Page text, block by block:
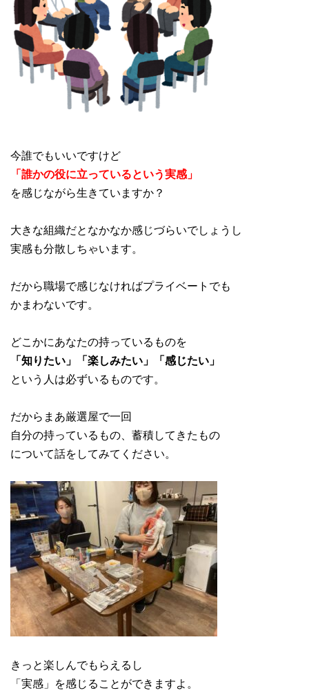
今誰でもいいですけど
「誰かの役に立っているという実感」
を感じながら生きていますか？
大きな組織だとなかなか感じづらいでしょうし
実感も分散しちゃいます。
だから職場で感じなければプライベートでも
かまわないです。
どこかにあなたの持っているものを
「知りたい」「楽しみたい」「感じたい」
という人は必ずいるものです。
だからまあ厳選屋で一回
自分の持っているもの、蓄積してきたもの
について話をしてみてください。
きっと楽しんでもらえるし
「実感」を感じることができますよ。